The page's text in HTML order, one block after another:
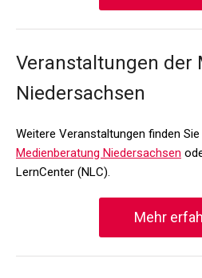
Veranstaltungen der
Niedersachsen
Weitere Veranstaltungen finden Sie
Medienberatung Niedersachsen
LernCenter (NLC).
Mehr